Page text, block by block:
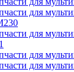
для
для
для
для